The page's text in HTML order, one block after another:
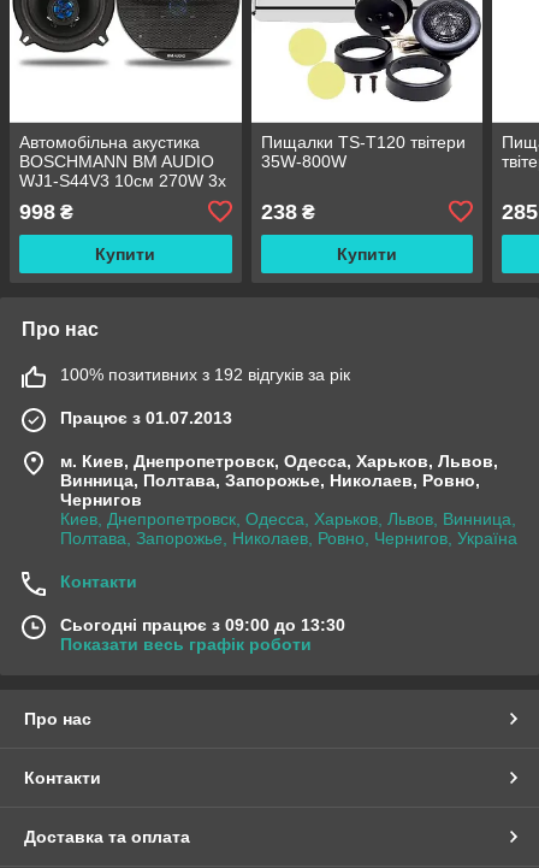
Автомобільна акустика
BOSCHMANN BM AUDIO
WJ1-S44V3 10см 270W 3х
998 ₴
Купити
Пищалки TS-T120 твітери
35W-800W
238₴
Купити
285
Про нас
100% позитивних з 192 відгуків за рік
Працює з 01.07.2013
м. Киев, Днепропетровск, Одесса, Харьков, Львов,
Винница, Полтава, Запорожье, Николаев, Ровно,
Чернигов
Киев, Днепропетровск, Одесса, Харьков, Львов, Винница,
Полтава, Запорожье, Николаев, Ровно, Чернигов, Україна
Контакти
Сьогодні працює з 09:00 до 13:30
Показати весь графік роботи
Про нас
Контакти
Доставка та оплата